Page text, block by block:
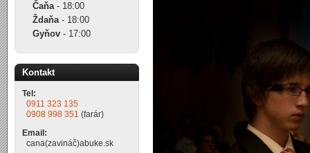
Čaňa- 18:00
Ždaňa- 18:00
Gyňov - 17:00
Kontakt
Tel:
0911 323 135
0908 998 351 (farár)
Email:
cana(zavináč)abuke.sk